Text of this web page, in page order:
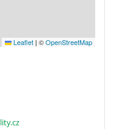
Leaflet | ©OpenStreetMap